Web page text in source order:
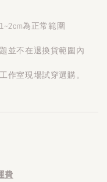
為正常範圍
並不在退換貨範圍內
作室現場試穿選購。
費